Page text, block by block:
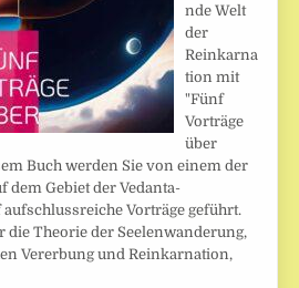
nde Welt
der
Reinkarna
tion mit
"Fünf
Vorträge
über
Buch werden Sie von einem der
dem Gebiet der Vedanta-
Vorträge geführt.
die Theorie der Seelenwanderung,
Vererbung und Reinkarnation,